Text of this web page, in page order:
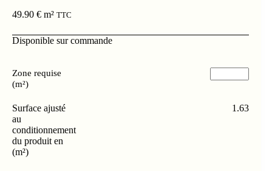
49.90 € m² TTC
Disponible sur commande
Zone requise
(m²)
Surface ajusté
au
conditionnement
du produit en
(m²)
1.63